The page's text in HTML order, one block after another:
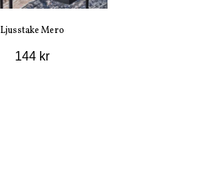
Ljusstake Mero
144 kr